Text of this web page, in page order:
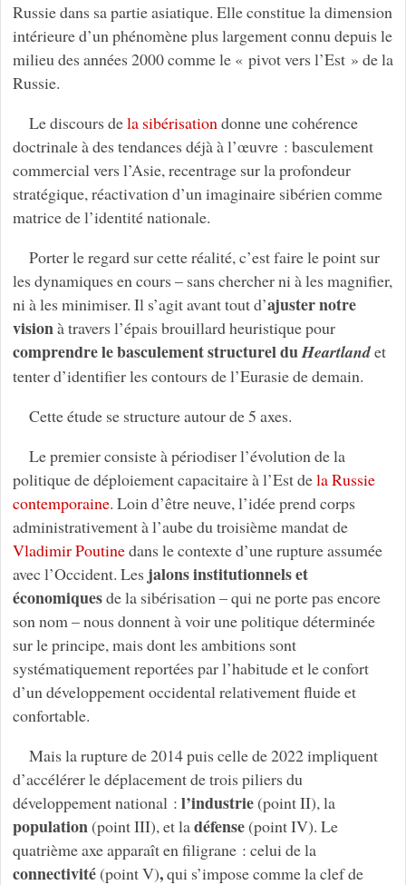
Russie dans sa partie asiatique. Elle constitue la dimension
intérieure d’un phénomène plus largement connu depuis le
milieu des années 2000 comme le « pivot vers l’Est » de la
Russie.
Le discours dela sibérisationdonne une cohérence
doctrinale à des tendances déjà à l’œuvre : basculement
commercial vers l’Asie, recentrage sur la profondeur
stratégique, réactivation d’un imaginaire sibérien comme
matrice de l’identité nationale.
Porter le regard sur cette réalité, c’est faire le point sur
les dynamiques en cours – sans chercher ni à les magnifier,
ni à les minimiser. Il s’agit avant tout d’ajuster notre
visionà travers l’épais brouillard heuristique pour
comprendre le basculement structurel duHeartlandet
tenter d’identifier les contours de l’Eurasie de demain.
Cette étude se structure autour de 5 axes.
Le premier consiste à périodiser l’évolution de la
politique de déploiement capacitaire à l’Est dela Russie
contemporaine. Loin d’être neuve, l’idée prend corps
administrativement à l’aube du troisième mandat de
Vladimir Poutinedans le contexte d’une rupture assumée
avec l’Occident. Les jalons institutionnels et
économiquesde la sibérisation – qui ne porte pas encore
son nom – nous donnent à voir une politique déterminée
sur le principe, mais dont les ambitions sont
systématiquement reportées par l’habitude et le confort
d’un développement occidental relativement fluide et
confortable.
Mais la rupture de 2014 puis celle de 2022 impliquent
d’accélérer le déplacement de trois piliers du
développement national : l’industrie(point II), la
population (point III), et ladéfense(point IV). Le
quatrième axe apparaît en filigrane : celui de la
connectivité (point V),qui s’impose comme la clef de